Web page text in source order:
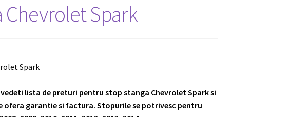
Spark
lista de preturi pentru stop stanga Chevrolet Spark si
garantie si factura. Stopurile se potrivesc pentru